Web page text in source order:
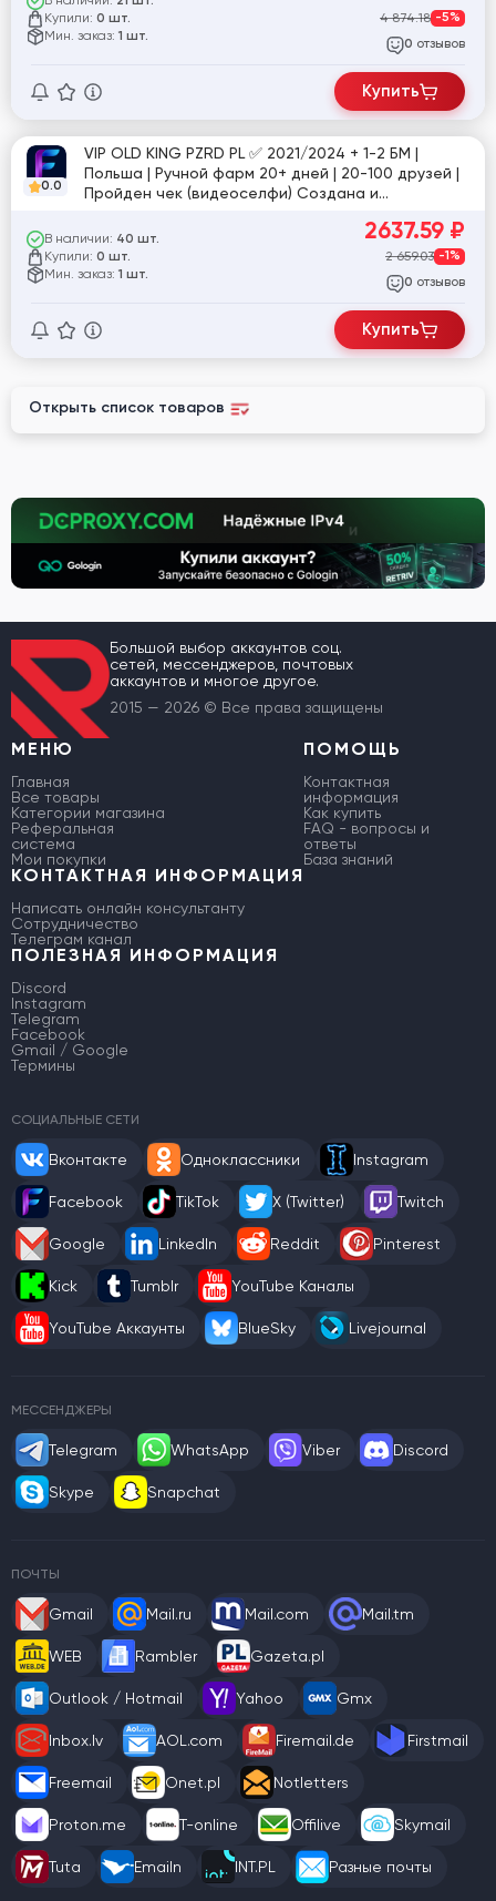
Купили: 0 шт.
Мин. заказ: 1 шт.
4 874.18 -5%
0 отзывов
Купить
0.0
VIP OLD KING PZRD PL ✅ 2021/2024 + 1-2 БМ |
Польша | Ручной фарм 20+ дней | 20-100 друзей |
Пройден чек (видеоселфи) Создана и
Профиль и Fan Page полностью заполнены |
Очень хороший фарм, активность вне ФБ,
интересы и т.д. | User-Agent+Token+Cookies
В наличии: 40 шт.
Купили: 0 шт.
Мин. заказ: 1 шт.
2637.59 ₽
2 659.03 -1%
0 отзывов
Купить
Открыть список товаров
Большой выбор аккаунтов соц.
сетей, мессенджеров, почтовых
аккаунтов и многое другое.
2015 — 2026 © Все права защищены
МЕНЮ
Главная
Все товары
Категории магазина
Реферальная
система
Мои покупки
ПОМОЩЬ
Контактная
информация
Как купить
FAQ - вопросы и
ответы
База знаний
КОНТАКТНАЯ ИНФОРМАЦИЯ
Написать онлайн консультанту
Сотрудничество
Телеграм канал
ПОЛЕЗНАЯ ИНФОРМАЦИЯ
Discord
Instagram
Telegram
Facebook
Gmail / Google
Термины
СОЦИАЛЬНЫЕ СЕТИ
Вконтакте Одноклассники Instagram
Facebook TikTok X (Twitter) Twitch
Google LinkedIn Reddit Pinterest
Kick Tumblr YouTube Каналы
YouTube Аккаунты BlueSky Livejournal
МЕССЕНДЖЕРЫ
Telegram WhatsApp Viber Discord
Skype Snapchat
ПОЧТЫ
Gmail Mail.ru Mail.com Mail.tm
WEB Rambler Gazeta.pl
Outlook / Hotmail Yahoo Gmx
Inbox.lv AOL.com Firemail.de Firstmail
Freemail Onet.pl Notletters
Proton.me T-online Offilive Skymail
Tuta Emailn INT.PL Разные почты